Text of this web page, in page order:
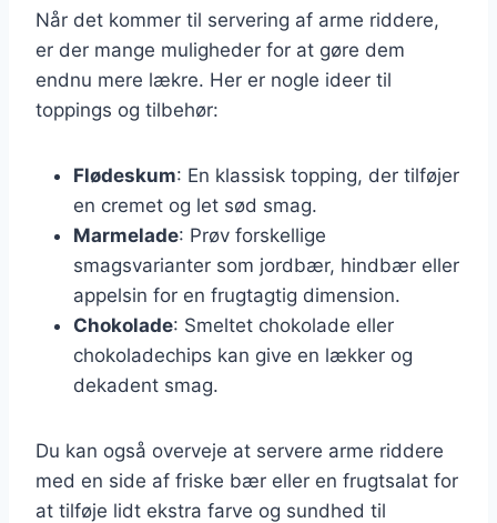
Når det kommer til servering af arme riddere,
er der mange muligheder for at gøre dem
endnu mere lækre. Her er nogle ideer til
toppings og tilbehør:
Flødeskum: En klassisk topping, der tilføjer
en cremet og let sød smag.
Marmelade: Prøv forskellige
smagsvarianter som jordbær, hindbær eller
appelsin for en frugtagtig dimension.
Chokolade: Smeltet chokolade eller
chokoladechips kan give en lækker og
dekadent smag.
Du kan også overveje at servere arme riddere
med en side af friske bær eller en frugtsalat for
at tilføje lidt ekstra farve og sundhed til